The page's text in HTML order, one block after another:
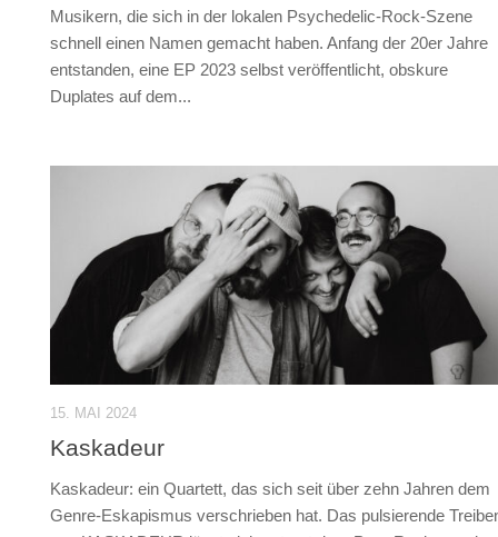
Musikern, die sich in der lokalen Psychedelic-Rock-Szene
schnell einen Namen gemacht haben. Anfang der 20er Jahre
entstanden, eine EP 2023 selbst veröffentlicht, obskure
Duplates auf dem...
15. MAI 2024
Kaskadeur
Kaskadeur: ein Quartett, das sich seit über zehn Jahren dem
Genre-Eskapismus verschrieben hat. Das pulsierende